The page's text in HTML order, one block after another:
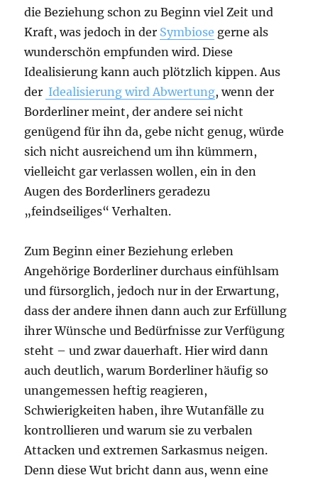
die Beziehung schon zu Beginn viel Zeit und
Kraft, was jedoch in der Symbiose gerne als
wunderschön empfunden wird. Diese
Idealisierung kann auch plötzlich kippen. Aus
der Idealisierung wird Abwertung, wenn der
Borderliner meint, der andere sei nicht
genügend für ihn da, gebe nicht genug, würde
sich nicht ausreichend um ihn kümmern,
vielleicht gar verlassen wollen, ein in den
Augen des Borderliners geradezu
„feindseiliges“ Verhalten.
Zum Beginn einer Beziehung erleben
Angehörige Borderliner durchaus einfühlsam
und fürsorglich, jedoch nur in der Erwartung,
dass der andere ihnen dann auch zur Erfüllung
ihrer Wünsche und Bedürfnisse zur Verfügung
steht – und zwar dauerhaft. Hier wird dann
auch deutlich, warum Borderliner häufig so
unangemessen heftig reagieren,
Schwierigkeiten haben, ihre Wutanfälle zu
kontrollieren und warum sie zu verbalen
Attacken und extremen Sarkasmus neigen.
Denn diese Wut bricht dann aus, wenn eine